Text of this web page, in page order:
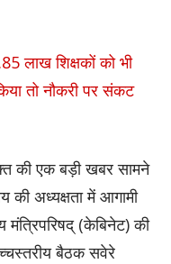
लाख शिक्षकों को भी
तो नौकरी पर संकट
की एक बड़ी खबर सामने
की अध्यक्षता में आगामी
(केबिनेट) की
बैठक सवेरे